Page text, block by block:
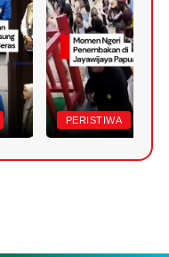
PERISTIWA